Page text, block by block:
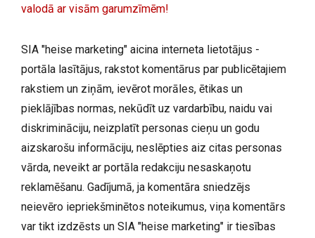
valodā ar visām garumzīmēm!
SIA "heise marketing" aicina interneta lietotājus -
portāla lasītājus, rakstot komentārus par publicētajiem
rakstiem un ziņām, ievērot morāles, ētikas un
pieklājības normas, nekūdīt uz vardarbību, naidu vai
diskrimināciju, neizplatīt personas cieņu un godu
aizskarošu informāciju, neslēpties aiz citas personas
vārda, neveikt ar portāla redakciju nesaskaņotu
reklamēšanu. Gadījumā, ja komentāra sniedzējs
neievēro iepriekšminētos noteikumus, viņa komentārs
var tikt izdzēsts un SIA "heise marketing" ir tiesības